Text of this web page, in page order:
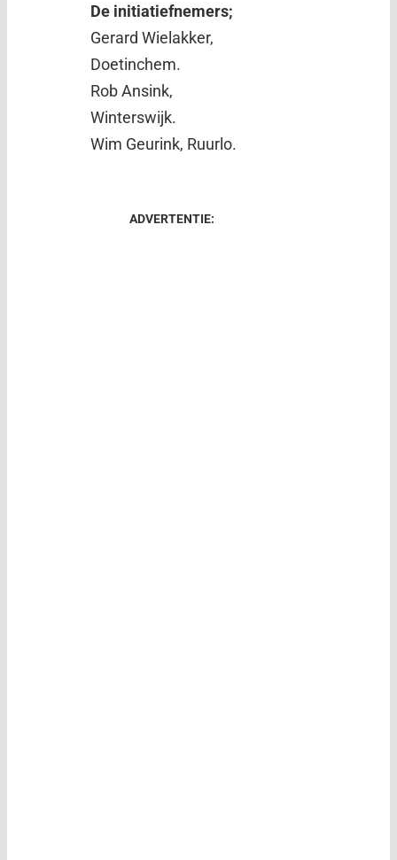
De initiatiefnemers;
Gerard Wielakker,
Doetinchem.
Rob Ansink,
Winterswijk.
Wim Geurink, Ruurlo.
ADVERTENTIE: